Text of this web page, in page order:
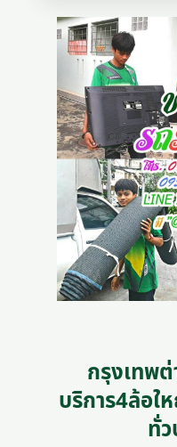
กรุงเทพต่
บริการ4ล้อ
ทั่ว